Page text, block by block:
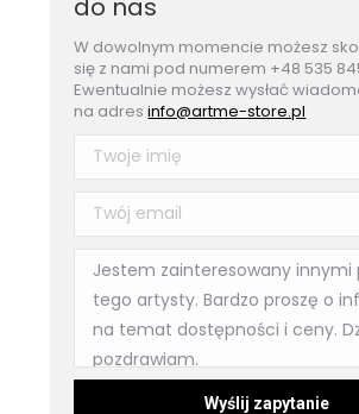
do nas
W dowolnym momencie możesz
się z nami pod numerem +48 535
Ewentualnie możesz wysłać
na adresinfo@artme-store.pl